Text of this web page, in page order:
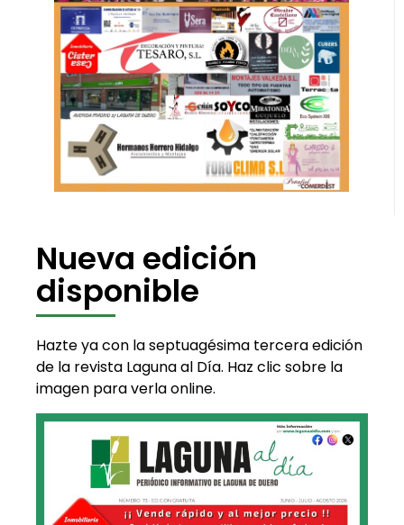
Nueva edición
disponible
Hazte ya con la septuagésima tercera edición
de la revista Laguna al Día. Haz clic sobre la
imagen para verla online.